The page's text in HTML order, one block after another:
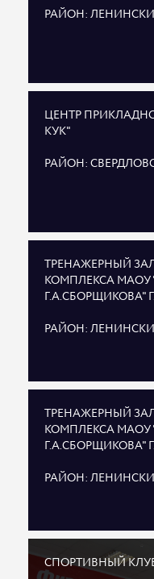
РАЙОН:
ЦЕНТР
КУК"
РАЙОН:
ТРЕНАЖЕРНЫЙ
КОМПЛЕКСА
Г.А.СБОРЩИКОВА"
РАЙОН:
ТРЕНАЖЕРНЫЙ
КОМПЛЕКСА
Г.А.СБОРЩИКОВА"
РАЙОН:
СПОРТИВНЫЙ